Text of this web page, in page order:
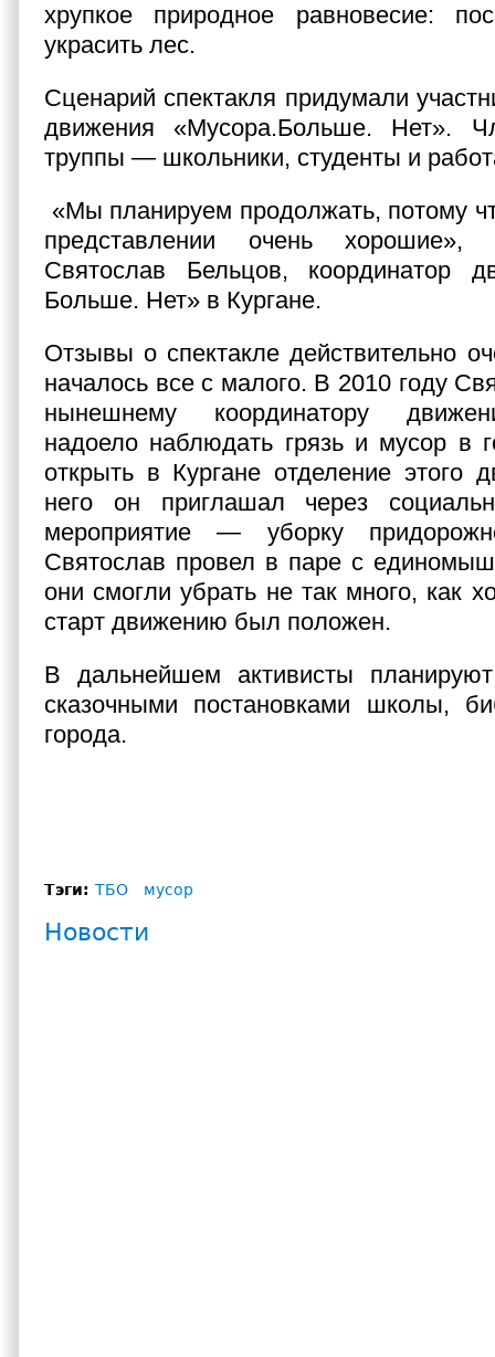
хрупкое природное равновесие:
украсить лес.
Сценарий спектакля придумали
движения «Мусора.Больше. Нет».
труппы — школьники, студенты и
«Мы планируем продолжать, потому
представлении очень хорошие»,
Святослав Бельцов, координатор
Больше. Нет» в Кургане.
Отзывы о спектакле действительно
началось все с малого. В 2010 году
нынешнему координатору
надоело наблюдать грязь и мусор в
открыть в Кургане отделение этого
него он приглашал через
мероприятие — уборку
Святослав провел в паре с
они смогли убрать не так много, как
старт движению был положен.
В дальнейшем активисты
сказочными постановками школы,
города.
Тэги: ТБО мусор
Новости